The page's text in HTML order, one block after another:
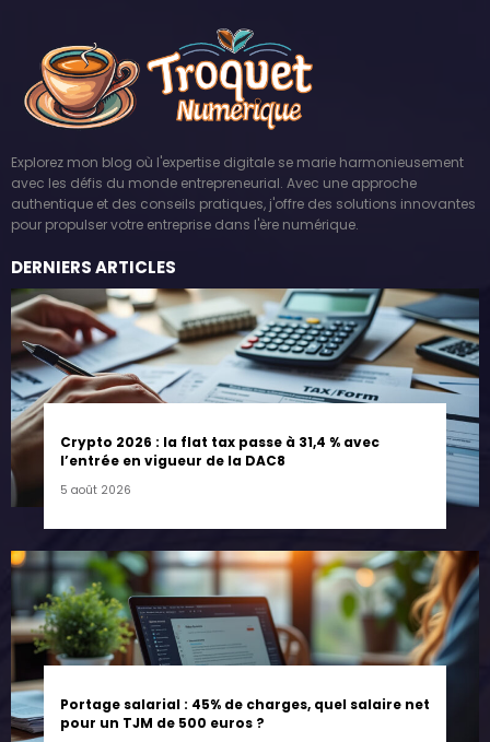
Explorez mon blog où l'expertise digitale se marie harmonieusement
avec les défis du monde entrepreneurial. Avec une approche
authentique et des conseils pratiques, j'offre des solutions innovantes
pour propulser votre entreprise dans l'ère numérique.
DERNIERS ARTICLES
Crypto 2026 : la flat tax passe à 31,4 % avec
l’entrée en vigueur de la DAC8
5 août 2026
Portage salarial : 45% de charges, quel salaire net
pour un TJM de 500 euros ?